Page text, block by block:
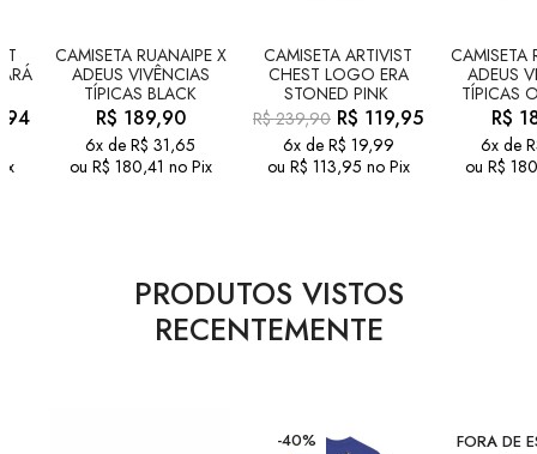
CAMISETA RUANAIPE X
ADEUS VIVÊNCIAS
TÍPICAS BLACK
R$ 189,90
6x de R$ 31,65
ou R$ 180,41 no Pix
CAMISETA ARTIVIST
CHEST LOGO ERA
STONED PINK
R$239,90 R$ 119,95
6x de R$ 19,99
ou R$ 113,95 no Pix
CAMISETA
ADEUS
TÍPICAS
R$
6x de
ou R$
PRODUTOS VISTOS
RECENTEMENTE
-40% FORA DE